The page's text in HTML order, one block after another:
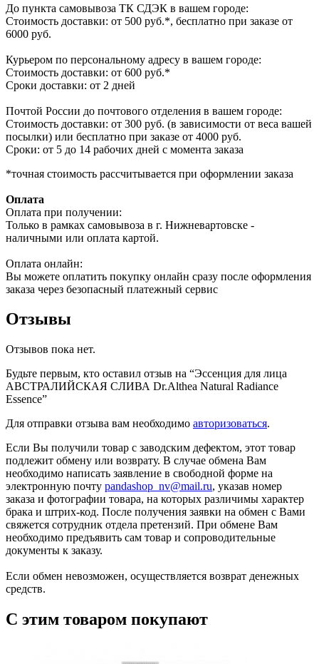
До пункта самовывоза ТК СДЭК в вашем городе:
Стоимость доставки: от 500 руб.*, бесплатно при заказе от
6000 руб.
Курьером по персональному адресу в вашем городе:
Стоимость доставки: от 600 руб.*
Сроки доставки: от 2 дней
Почтой России до почтового отделения в вашем городе:
Стоимость доставки: от 300 руб. (в зависимости от веса вашей
посылки) или бесплатно при заказе от 4000 руб.
Сроки: от 5 до 14 рабочих дней с момента заказа
*точная стоимость рассчитывается при оформлении заказа
Оплата
Оплата при получении:
Только в рамках самовывоза в г. Нижневартовске -
наличными или оплата картой.
Оплата онлайн:
Вы можете оплатить покупку онлайн сразу после оформления
заказа через безопасный платежный сервис
Отзывы
Отзывов пока нет.
Будьте первым, кто оставил отзыв на “Эссенция для лица
АВСТРАЛИЙСКАЯ СЛИВА Dr.Althea Natural Radiance
Essence”
Для отправки отзыва вам необходимо авторизоваться.
Если Вы получили товар с заводским дефектом, этот товар
подлежит обмену или возврату. В случае обмена Вам
необходимо написать заявление в свободной форме на
электронную почту pandashop_nv@mail.ru, указав номер
заказа и фотографии товара, на которых различимы характер
брака и штрих-код. После получения заявки на обмен с Вами
свяжется сотрудник отдела претензий. При обмене Вам
необходимо предъявить сам товар и сопроводительные
документы к заказу.
Если обмен невозможен, осуществляется возврат денежных
средств.
С этим товаром покупают